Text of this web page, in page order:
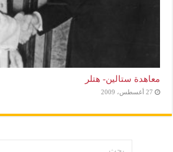
معاهدة ستالين- هتلر
27 أغسطس، 2009